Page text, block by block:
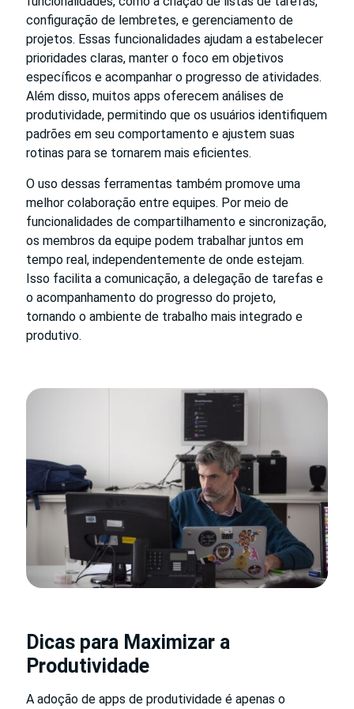
configuração de lembretes, e gerenciamento de
projetos. Essas funcionalidades ajudam a estabelecer
prioridades claras, manter o foco em objetivos
específicos e acompanhar o progresso de atividades.
Além disso, muitos apps oferecem análises de
produtividade, permitindo que os usuários identifiquem
padrões em seu comportamento e ajustem suas
rotinas para se tornarem mais eficientes.
O uso dessas ferramentas também promove uma
melhor colaboração entre equipes. Por meio de
funcionalidades de compartilhamento e sincronização,
os membros da equipe podem trabalhar juntos em
tempo real, independentemente de onde estejam.
Isso facilita a comunicação, a delegação de tarefas e
o acompanhamento do progresso do projeto,
tornando o ambiente de trabalho mais integrado e
produtivo.
Dicas para Maximizar a
Produtividade
A adoção de apps de produtividade é apenas o